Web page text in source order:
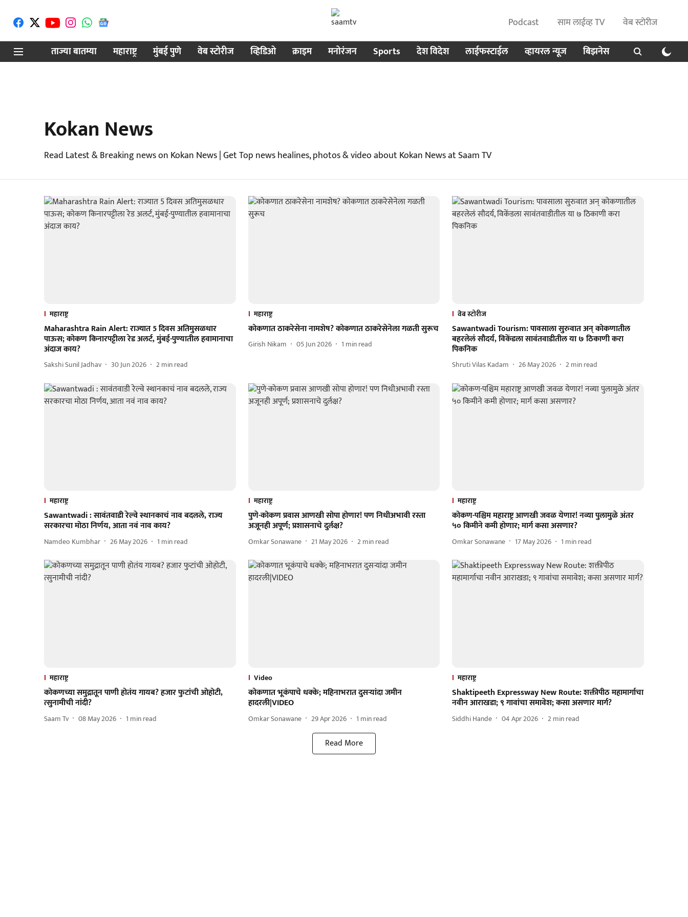
Podcast साम लाईव्ह TV
वेब स्टोरीज
ताज्या बातम्या
महाराष्ट्र मुंबई पुणे वेब स्टोरीज व्हिडिओ क्राइम मनोरंजन Sports देश विदेश लाईफस्टाईल व्हायरल न्यूज बिझनेस
Kokan News
Read Latest & Breaking news on Kokan News | Get Top news healines, photos & video about Kokan News at Saam TV
महाराष्ट्र
Maharashtra Rain Alert: राज्यात 5 दिवस अतिमुसळधार
पाऊस; कोकण किनारपट्टीला रेड अलर्ट, मुंबई-पुण्यातील हवामानाचा
अंदाज काय?
Sakshi Sunil Jadhav 30 Jun 2026 2min read
महाराष्ट्र
कोकणात ठाकरेसेना नामशेष? कोकणात ठाकरेसेनेला गळती सुरूच
Girish Nikam 05 Jun 2026 1 min read
वेब स्टोरीज
Sawantwadi Tourism: पावसाला सुरुवात अन् कोकणातील
बहरलेलं सौदर्य, विकेंडला सावंतवाडीतील या ७ ठिकाणी करा
पिकनिक
Shruti Vilas Kadam 26 May 2026 2min read
महाराष्ट्र
Sawantwadi : सावंतवाडी रेल्वे स्थानकाचं नाव बदलले, राज्य
सरकारचा मोठा निर्णय, आता नवं नाव काय?
Namdeo Kumbhar 26 May 2026 1 min read
महाराष्ट्र
पुणे-कोकण प्रवास आणखी सोपा होणार! पण निधीअभावी रस्ता
अजूनही अपूर्ण; प्रशासनाचे दुर्लक्ष?
Omkar Sonawane 21 May 2026 2min read
महाराष्ट्र
कोकण-पश्चिम महाराष्ट्र आणखी जवळ येणार! नव्या पुलामुळे अंतर
५० किमीने कमी होणार; मार्ग कसा असणार?
Omkar Sonawane 17 May 2026 1 min read
महाराष्ट्र
कोकणच्या समुद्रातून पाणी होतंय गायब? हजार फुटांची ओहोटी,
त्सुनामीची नांदी?
Saam Tv 08 May 2026 1 min read
Video
कोकणात भूकंपाचे धक्के; महिनाभरात दुसऱ्यांदा जमीन
हादरली|VIDEO
Omkar Sonawane 29 Apr 2026 1 min read
महाराष्ट्र
Shaktipeeth Expressway New Route: शक्तीपीठ महामार्गाचा
नवीन आराखडा; ९ गावांचा समावेश; कसा असणार मार्ग?
Siddhi Hande 04 Apr 2026 2min read
Read More